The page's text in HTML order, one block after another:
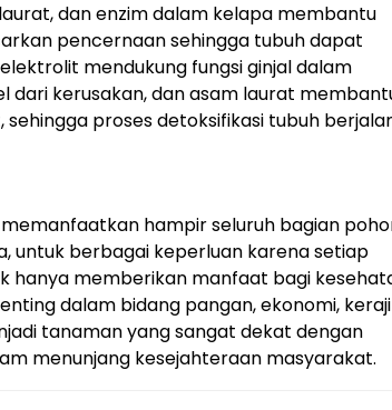
dan enzim dalam kelapa membantu
pencernaan sehingga tubuh dapat
mendukung fungsi ginjal dalam
dari kerusakan, dan asam laurat
proses detoksifikasi tubuh
hampir seluruh bagian
untuk berbagai keperluan karena setiap
hanya memberikan manfaat bagi
dalam bidang pangan, ekonomi,
tanaman yang sangat dekat dengan
menunjang kesejahteraan masyarakat.